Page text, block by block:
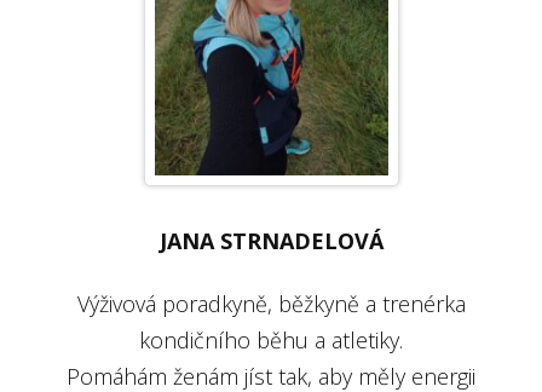
JANA STRNADELOVÁ
Výživová poradkyně, běžkyně a trenérka
kondičního běhu a atletiky.
Pomáhám ženám jíst tak, aby měly energii